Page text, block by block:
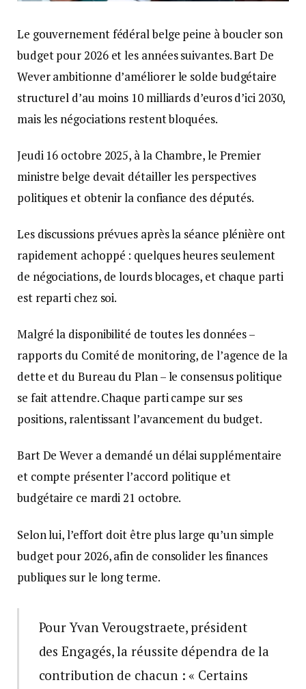
Le gouvernement fédéral belge peine à boucler son
budget pour 2026 et les années suivantes. Bart De
Wever ambitionne d’améliorer le solde budgétaire
structurel d’au moins 10 milliards d’euros d’ici 2030,
mais les négociations restent bloquées.
Jeudi 16 octobre 2025, à la Chambre, le Premier
ministre belge devait détailler les perspectives
politiques et obtenir la confiance des députés.
Les discussions prévues après la séance plénière ont
rapidement achoppé : quelques heures seulement
de négociations, de lourds blocages, et chaque parti
est reparti chez soi.
Malgré la disponibilité de toutes les données –
rapports du Comité de monitoring, de l’agence de la
dette et du Bureau du Plan – le consensus politique
se fait attendre. Chaque parti campe sur ses
positions, ralentissant l’avancement du budget.
Bart De Wever a demandé un délai supplémentaire
et compte présenter l’accord politique et
budgétaire ce mardi 21 octobre.
Selon lui, l’effort doit être plus large qu’un simple
budget pour 2026, afin de consolider les finances
publiques sur le long terme.
Pour Yvan Verougstraete, président
des Engagés, la réussite dépendra de la
contribution de chacun : « Certains